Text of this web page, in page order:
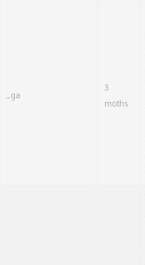
_ga
3
moths